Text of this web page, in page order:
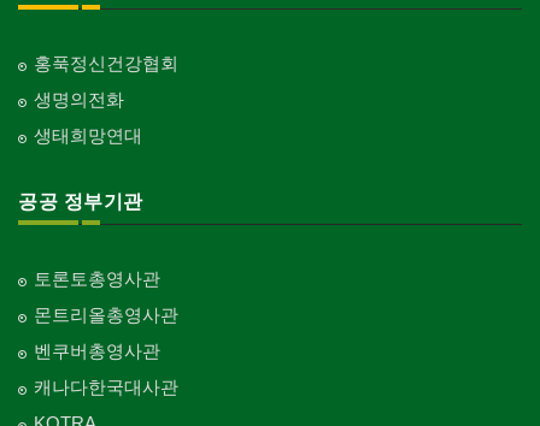
홍푹정신건강협회
생명의전화
생태희망연대
공공 정부기관
토론토총영사관
몬트리올총영사관
벤쿠버총영사관
캐나다한국대사관